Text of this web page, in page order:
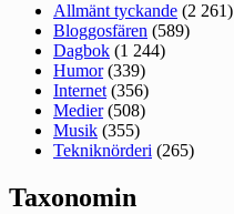
Allmänt tyckande (2 261)
Bloggosfären (589)
Dagbok (1 244)
Humor(339)
Internet (356)
Medier(508)
Musik (355)
Tekniknörderi (265)
Taxonomin